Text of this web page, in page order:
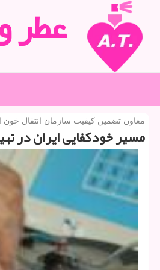
عطر
معاون تضمین كیفیت سازمان انتقال خون
مسیر خودكفایی ایران در